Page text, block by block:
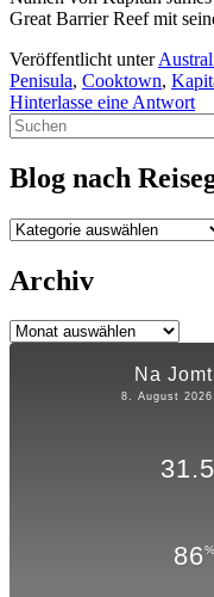
Great Barrier Reef mit
Veröffentlicht unter
Penisula, Cooktown,
Hinterlasse eine Antwort
Primärer
Seitenleisten-
Widgetbereich
Suchen
nach:
Blog nach
Blog
Reisegebiet
Archiv
Archiv
Na
8. August
31.5
86%